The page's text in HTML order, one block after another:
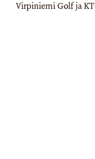
Virpiniemi Golf ja